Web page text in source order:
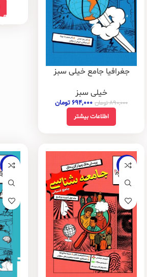
جغرافیا جامع خیلی سبز
خیلی سبز
۸۹۰,۰۰۰تومان ۶۹۴,۰۰۰ تومان
اطلاعات بیشتر
-20%
-18%